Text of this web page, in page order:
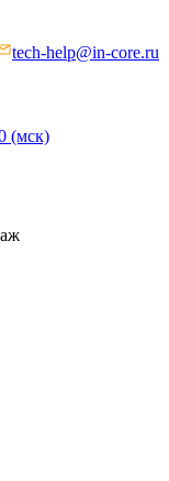
tech-help@in-core.ru
(мск)